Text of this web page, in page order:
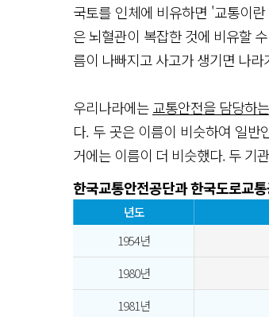
국토를 인체에 비유하면 '교통이
은 뇌혈관이 복잡한 것에 비유할
름이 나빠지고 사고가 생기면 나
우리나라에는교통안전을 담당하
다. 두 곳은 이름이 비슷하여 일
거에는 이름이 더 비슷했다. 두 기
한국교통안전공단과 한국도로교
년도
1954년
1980년
1981년